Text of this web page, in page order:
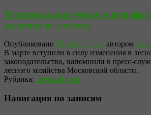
Россиянам напомнили о штрафах
растения на участке
Опубликовано 23 марта, 2026 автором
В марте вступили в силу изменения в
законодательство, напомнили в пресс-
лесного хозяйства Московской области.
Рубрика: Личный счет
Навигация по записям